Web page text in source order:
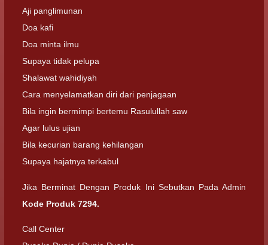
Aji panglimunan
Doa kafi
Doa minta ilmu
Supaya tidak pelupa
Shalawat wahidiyah
Cara menyelamatkan diri dari penjagaan
Bila ingin bermimpi bertemu Rasulullah saw
Agar lulus ujian
Bila kecurian barang kehilangan
Supaya hajatnya terkabul
Jika Berminat Dengan Produk Ini Sebutkan Pada Admin
Kode Produk 7294.
Call Center